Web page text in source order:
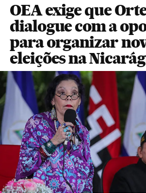
OEA exige que
dialogue com a
para organizar
eleições na